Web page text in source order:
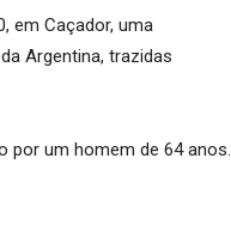
em Caçador, uma
Argentina, trazidas
por um homem de 64 anos.